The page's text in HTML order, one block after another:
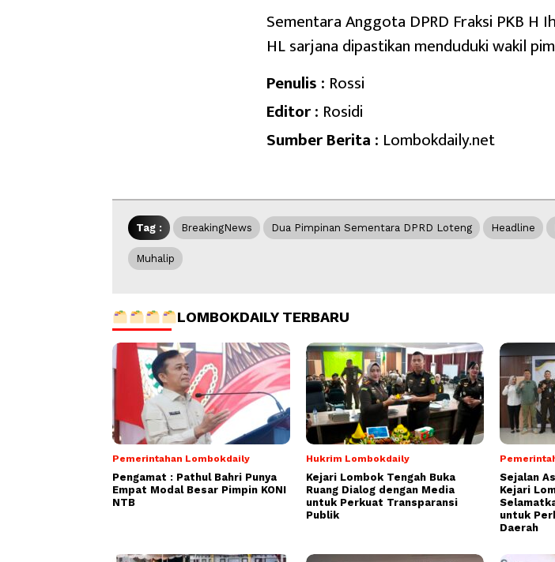
Sementara Anggota DPRD Fraksi PKB H
HL sarjana dipastikan menduduki wakil
Penulis : Rossi
Editor : Rosidi
Sumber Berita : Lombokdaily.net
Tag : BreakingNews Dua Pimpinan Sementara DPRD Loteng Headline
Muhalip
LOMBOKDAILY TERBARU
Pemerintahan Lombokdaily
Pengamat : Pathul Bahri Punya
Empat Modal Besar Pimpin KONI
NTB
Hukrim Lombokdaily
Kejari Lombok Tengah Buka
Ruang Dialog dengan Media
untuk Perkuat Transparansi
Publik
Sejalan
Kejari
untuk
Daerah